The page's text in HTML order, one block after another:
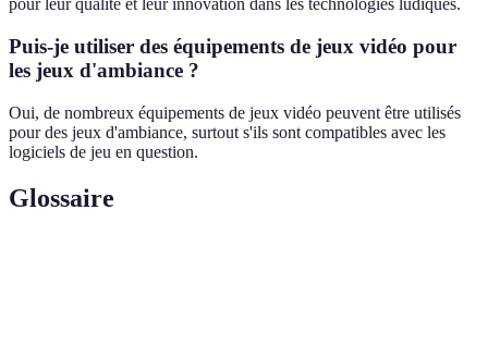
pour leur qualité et leur innovation dans les technologies ludiques.
Puis-je utiliser des équipements de jeux vidéo pour
les jeux d'ambiance ?
Oui, de nombreux équipements de jeux vidéo peuvent être utilisés
pour des jeux d'ambiance, surtout s'ils sont compatibles avec les
logiciels de jeu en question.
Glossaire